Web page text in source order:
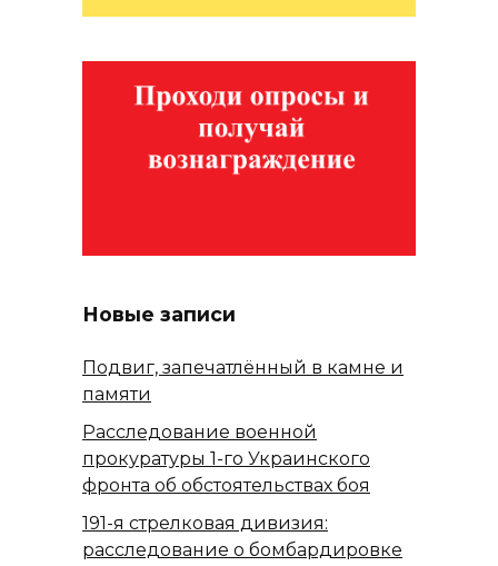
Новые записи
Подвиг, запечатлённый в камне и
памяти
Расследование военной
прокуратуры 1-го Украинского
фронта об обстоятельствах боя
191-я стрелковая дивизия:
расследование о бомбардировке